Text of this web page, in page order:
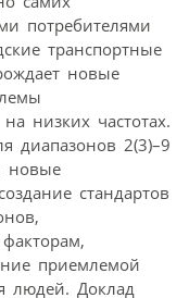
потребителями
транспортные
новые
низких частотах.
диапазонов 2(3)–9
новые
стандартов
приемлемой
людей. Доклад